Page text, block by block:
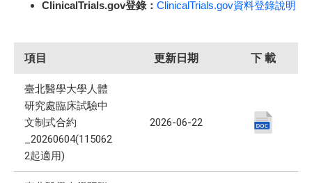
ClinicalTrials.gov登錄： ClinicalTrials.gov資料登錄說明
項目 更新日期 下 載
臺北醫學大學人體
研究處臨床試驗中
文制式合約
_20260604(115062
2起適用)
2026-06-22